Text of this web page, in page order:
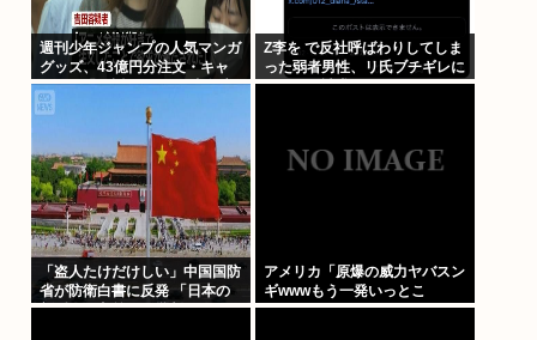
週刊少年ジャンプの人気マンガ
グッズ、43億円分注文・キャ
ンセル繰り返したか 32歳女逮
捕「注文したことで欲求が満た
Z李を で反社呼ばわりしてしま
った弱者男性、リ氏ブチギレに
より開示請求へ
「盗人たけだけしい」中国国防
省が防衛白書に反発 「日本の
新型軍国主義」と批判
アメリカ「原爆の威力ヤバスン
ギwwwもう一発いっとこ
www」これちょっとやりすぎ